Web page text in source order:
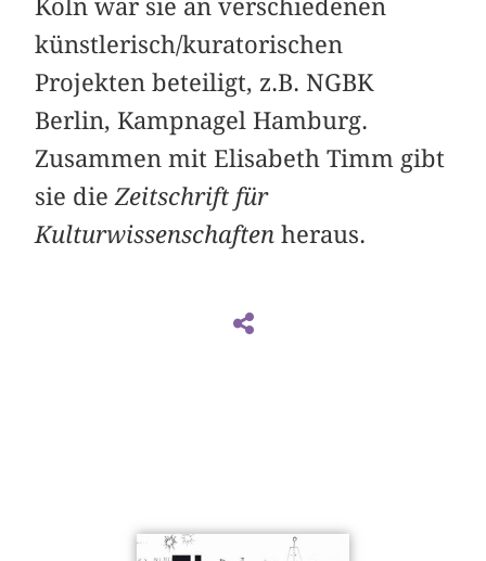
Köln war sie an verschiedenen
künstlerisch/kuratorischen
Projekten beteiligt, z.B. NGBK
Berlin, Kampnagel Hamburg.
Zusammen mit Elisabeth Timm gibt
sie dieZeitschrift für
Kulturwissenschaften heraus.